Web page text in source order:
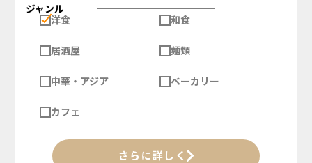
ジャンル
洋食
和食
居酒屋 麺類
中華・アジア ベーカリー
カフェ
さらに詳しく